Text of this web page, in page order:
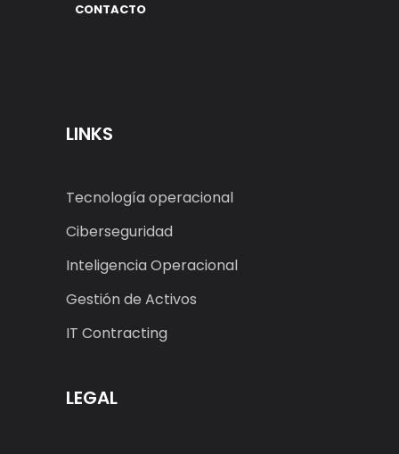
CONTACTO
LINKS
Tecnología operacional
Ciberseguridad
Inteligencia Operacional
Gestión de Activos
IT Contracting
LEGAL